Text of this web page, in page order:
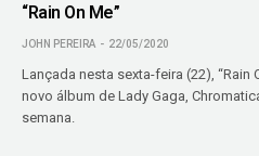
“Rain On Me”
JOHN PEREIRA 22/05/2020
Lançada nesta sexta-feira (22), “Rain
novo álbum de Lady Gaga,
semana.